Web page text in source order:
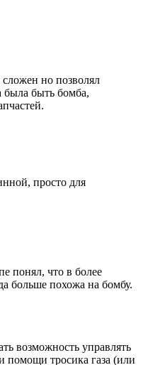
но позволял
была быть бомба,
просто для
понял, что в более
больше похожа на бомбу.
возможность управлять
помощи тросика газа (или